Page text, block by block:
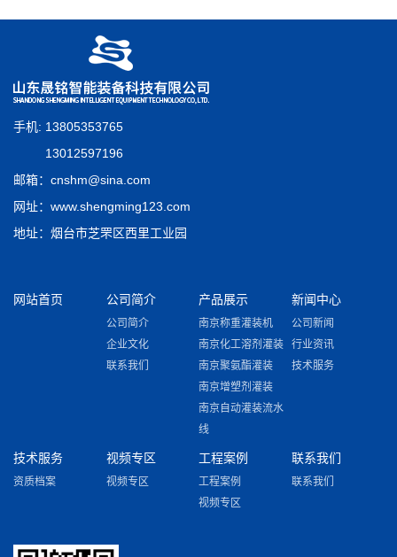
手机: 13805353765
13012597196
邮箱：cnshm@sina.com
网址：www.shengming123.com
地址：烟台市芝罘区西里工业园
网站首页 公司简介
公司简介
企业文化
联系我们
产品展示
南京称重灌装机
南京化工溶剂灌装
南京聚氨酯灌装
南京增塑剂灌装
南京自动灌装流水
线
新闻中心
公司新闻
行业资讯
技术服务
技术服务
资质档案
视频专区
视频专区
工程案例
工程案例
视频专区
联系我们
联系我们